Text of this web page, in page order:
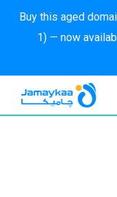
Buy this aged
1) — now